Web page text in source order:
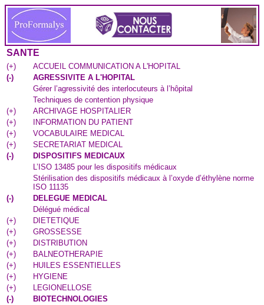
SANTE
(+)
ACCUEIL COMMUNICATION A L'HOPITAL
(-)
AGRESSIVITE A L'HOPITAL
Gérer l’agressivité des interlocuteurs à l’hôpital
Techniques de contention physique
(+)
ARCHIVAGE HOSPITALIER
(+)
INFORMATION DU PATIENT
(+)
VOCABULAIRE MEDICAL
(+)
SECRETARIAT MEDICAL
(-)
DISPOSITIFS MEDICAUX
L’ISO 13485 pour les dispositifs médicaux
Stérilisation des dispositifs médicaux à l’oxyde d’éthylène norme
ISO 11135
(-)
DELEGUE MEDICAL
Délégué médical
(+)
DIETETIQUE
(+)
GROSSESSE
(+)
DISTRIBUTION
(+)
BALNEOTHERAPIE
(+)
HUILES ESSENTIELLES
(+)
HYGIENE
(+)
LEGIONELLOSE
(-)
BIOTECHNOLOGIES